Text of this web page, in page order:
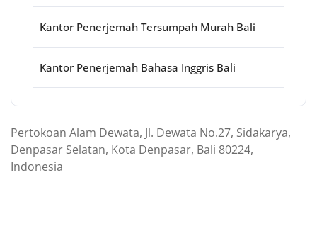
Kantor Penerjemah Tersumpah Murah Bali
Kantor Penerjemah Bahasa Inggris Bali
Pertokoan Alam Dewata, Jl. Dewata No.27, Sidakarya,
Denpasar Selatan, Kota Denpasar, Bali 80224,
Indonesia